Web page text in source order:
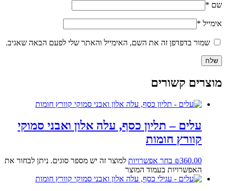
שם*
אימייל*
שמור בדפדפן זה את השם, האימייל והאתר שלי לפעם הבאה שאגיב.
מוצרים קשורים
עלים – תליון כסף, עלה אלון ואבני סמוקי
קוורץ חומות
₪360.00 בחר אפשרויות למוצר זה יש מספר סוגים. ניתן לבחור את
האפשרויות בעמוד המוצר